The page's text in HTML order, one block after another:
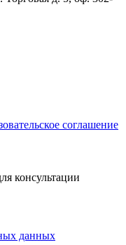
соглашение
консультации
данных